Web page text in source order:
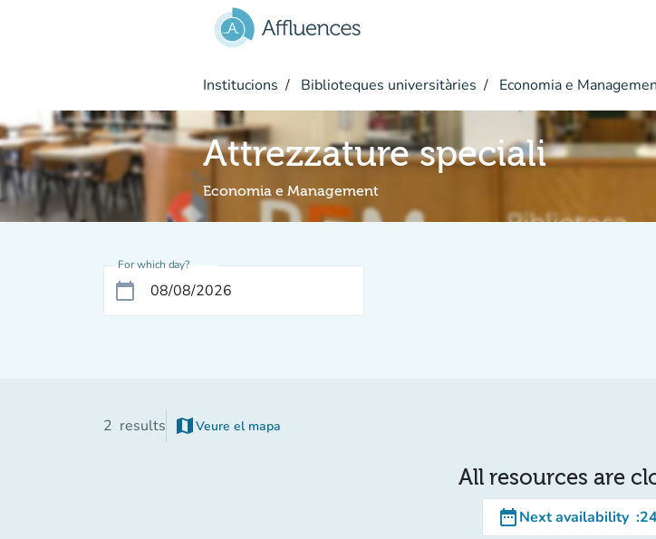
Institucions Biblioteques universitàries Economia e
Attrezzature speciali
Economia e Management
For which day?
calendar_today
2 results map Veure el mapa
(new tab)
All resources are
date_rangeNext availability :